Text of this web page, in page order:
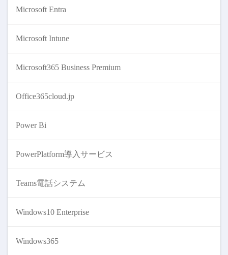
Microsoft Entra
Microsoft Intune
Microsoft365 Business Premium
Office365cloud.jp
Power Bi
PowerPlatform導入サービス
Teams電話システム
Windows10 Enterprise
Windows365